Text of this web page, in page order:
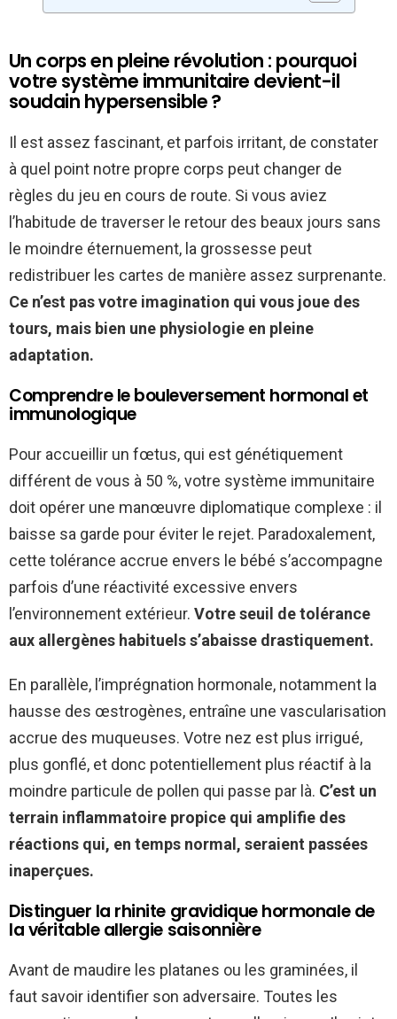
Un corps en pleine révolution : pourquoi
votre système immunitaire devient-il
soudain hypersensible ?
Il est assez fascinant, et parfois irritant, de constater
à quel point notre propre corps peut changer de
règles du jeu en cours de route. Si vous aviez
l’habitude de traverser le retour des beaux jours sans
le moindre éternuement, la grossesse peut
redistribuer les cartes de manière assez surprenante.
Ce n’est pas votre imagination qui vous joue des
tours, mais bien une physiologie en pleine
adaptation.
Comprendre le bouleversement hormonal et
immunologique
Pour accueillir un fœtus, qui est génétiquement
différent de vous à 50 %, votre système immunitaire
doit opérer une manœuvre diplomatique complexe : il
baisse sa garde pour éviter le rejet. Paradoxalement,
cette tolérance accrue envers le bébé s’accompagne
parfois d’une réactivité excessive envers
l’environnement extérieur. Votre seuil de tolérance
aux allergènes habituels s’abaisse drastiquement.
En parallèle, l’imprégnation hormonale, notamment la
hausse des œstrogènes, entraîne une vascularisation
accrue des muqueuses. Votre nez est plus irrigué,
plus gonflé, et donc potentiellement plus réactif à la
moindre particule de pollen qui passe par là. C’est un
terrain inflammatoire propice qui amplifie des
réactions qui, en temps normal, seraient passées
inaperçues.
Distinguer la rhinite gravidique hormonale de
la véritable allergie saisonnière
Avant de maudire les platanes ou les graminées, il
faut savoir identifier son adversaire. Toutes les